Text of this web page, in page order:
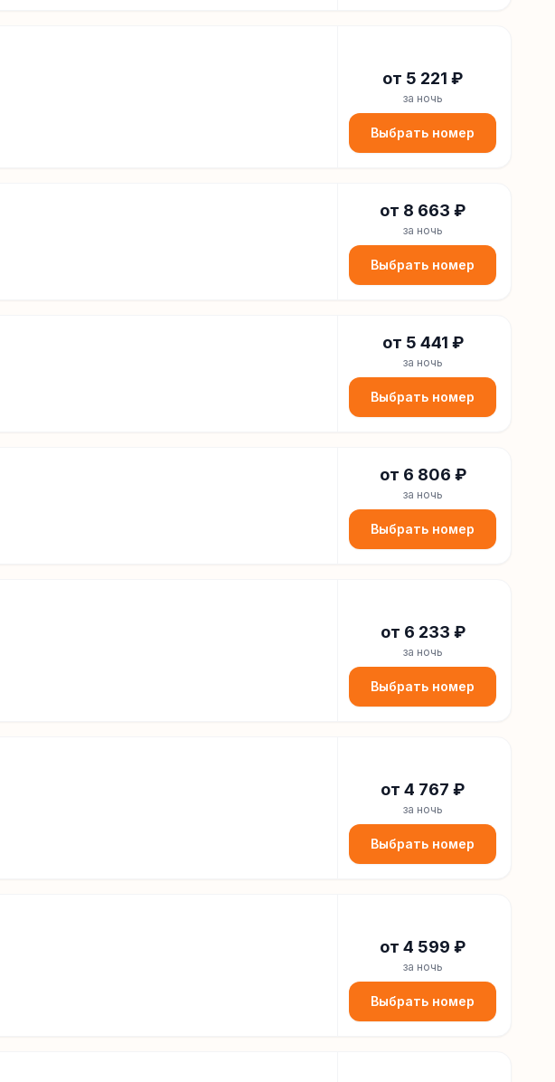
от 5 221 ₽
за ночь
Выбрать номер
от 8 663 ₽
за ночь
Выбрать номер
от 5 441 ₽
за ночь
Выбрать номер
от 6 806 ₽
за ночь
Выбрать номер
от 6 233 ₽
за ночь
Выбрать номер
от 4 767 ₽
за ночь
Выбрать номер
от 4 599 ₽
за ночь
Выбрать номер